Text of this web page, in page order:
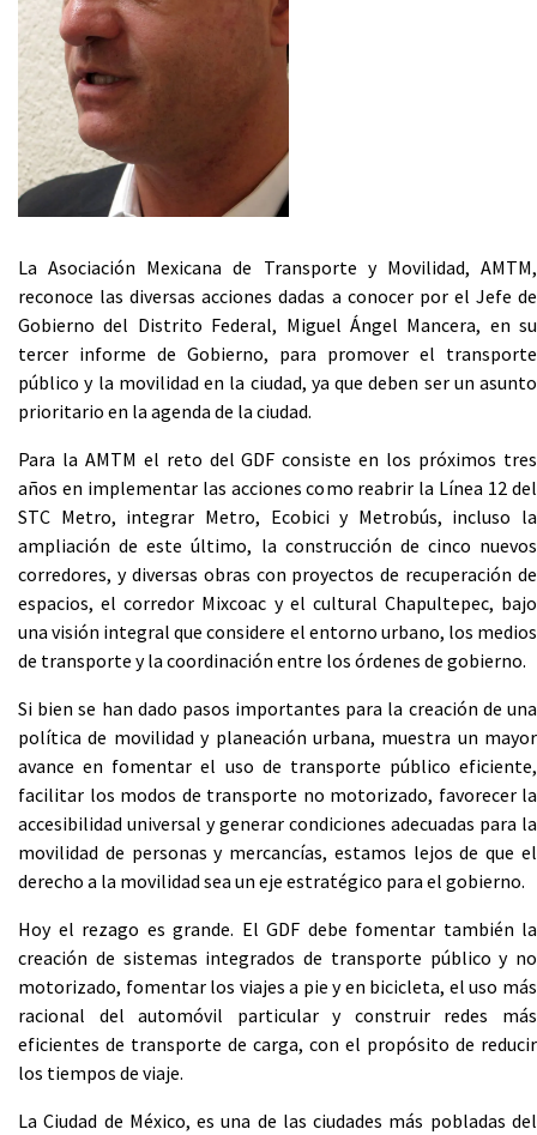
La Asociación Mexicana de Transporte y Movilidad, AMTM,
reconoce las diversas acciones dadas a conocer por el Jefe de
Gobierno del Distrito Federal, Miguel Ángel Mancera, en su
tercer informe de Gobierno, para promover el transporte
público y la movilidad en la ciudad, ya que deben ser un asunto
prioritario en la agenda de la ciudad.
Para la AMTM el reto del GDF consiste en los próximos tres
años en implementar las acciones como reabrir la Línea 12 del
STC Metro, integrar Metro, Ecobici y Metrobús, incluso la
ampliación de este último, la construcción de cinco nuevos
corredores, y diversas obras con proyectos de recuperación de
espacios, el corredor Mixcoac y el cultural Chapultepec, bajo
una visión integral que considere el entorno urbano, los medios
de transporte y la coordinación entre los órdenes de gobierno.
Si bien se han dado pasos importantes para la creación de una
política de movilidad y planeación urbana, muestra un mayor
avance en fomentar el uso de transporte público eficiente,
facilitar los modos de transporte no motorizado, favorecer la
accesibilidad universal y generar condiciones adecuadas para la
movilidad de personas y mercancías, estamos lejos de que el
derecho a la movilidad sea un eje estratégico para el gobierno.
Hoy el rezago es grande. El GDF debe fomentar también la
creación de sistemas integrados de transporte público y no
motorizado, fomentar los viajes a pie y en bicicleta, el uso más
racional del automóvil particular y construir redes más
eficientes de transporte de carga, con el propósito de reducir
los tiempos de viaje.
La Ciudad de México, es una de las ciudades más pobladas del